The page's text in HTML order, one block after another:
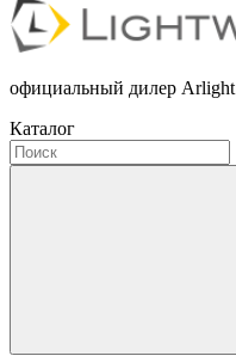
официальный дилер Arlight
Каталог